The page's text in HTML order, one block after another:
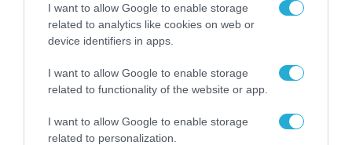
I want to allow Google to enable storage
related to analytics like cookies on web or
device identifiers in apps.
I want to allow Google to enable storage
related to functionality of the website or app.
I want to allow Google to enable storage
related to personalization.
07.08.2026 | 00:02
Τουρκικά οπλισμένα F-16 «συνεπλάκησαν» με